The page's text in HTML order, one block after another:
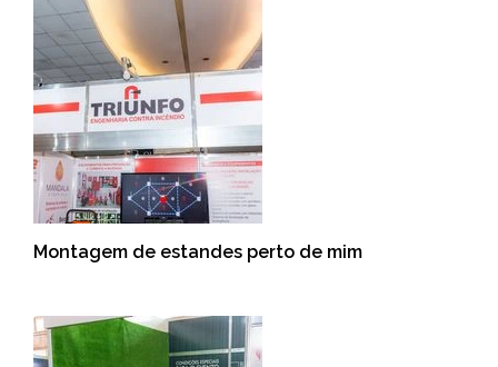
Montagem de estandes perto de mim